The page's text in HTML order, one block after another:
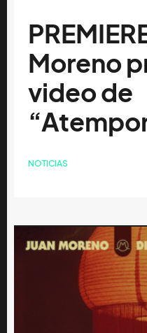
Moreno
video de
NOTICIAS